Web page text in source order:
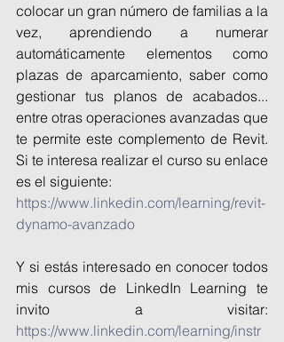
colocar un gran número de familias a la
vez, aprendiendo a numerar
automáticamente elementos como
plazas de aparcamiento, saber como
gestionar tus planos de acabados...
entre otras operaciones avanzadas que
te permite este complemento de Revit.
Si te interesa realizar el curso su enlace
es el siguiente:
https://www.linkedin.com/learning/revit-
dynamo-avanzado
Y si estás interesado en conocer todos
mis cursos de LinkedIn Learning te
https://www.linkedin.com/learning/instr